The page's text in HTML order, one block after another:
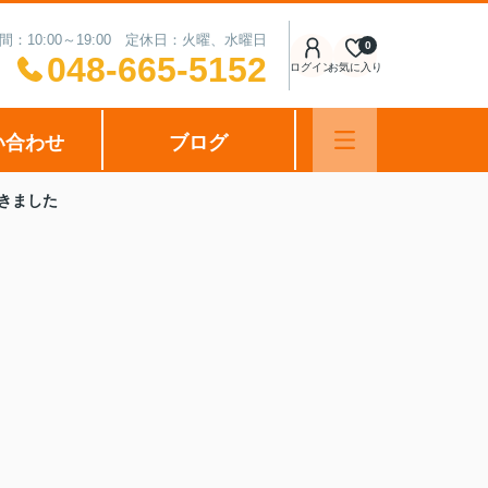
：10:00～19:00 定休日：火曜、水曜日
048-665-5152 ログインお気に入り
0
合わせ ブログ
ました